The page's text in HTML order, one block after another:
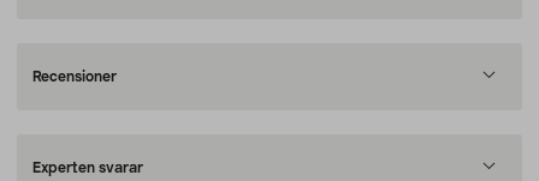
Recensioner
Experten svarar